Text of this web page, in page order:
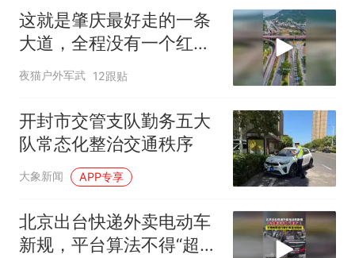
年，网友淘到后寄给女儿：花
鸟市场搬了，但爱还在
热 十多万人报名的考试，成绩
全部作废，公平么？
这就是肇庆最好走的一条
大道，全程没有一个红绿
灯
夜猫户外军武 12跟贴
开封市交管支队勤务五大
队常态化整治交通秩序
大象新闻 APP专享
北京出台快递外卖电动车
新规，平台算法不得“超